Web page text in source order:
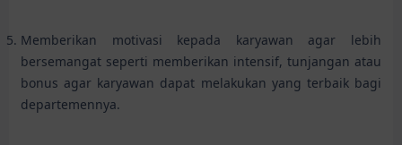
Memberikan motivasi kepada karyawan agar lebih
bersemangat seperti memberikan intensif, tunjangan atau
bonus agar karyawan dapat melakukan yang terbaik bagi
departemennya.